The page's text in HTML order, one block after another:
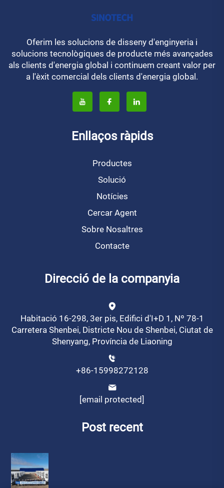
Oferim les solucions de disseny d'enginyeria i
solucions tecnològiques de producte més avançades
als clients d'energia global i continuem creant valor per
a l'èxit comercial dels clients d'energia global.
Enllaços ràpids
Productes
Solució
Notícies
Cercar Agent
Sobre Nosaltres
Contacte
Direcció de la companyia
Habitació 16-298, 3er pis, Edifici d'I+D 1, Nº 78-1
Carretera Shenbei, Districte Nou de Shenbei, Ciutat de
Shenyang, Província de Liaoning
+86-15998272128
[email protected]
Post recent